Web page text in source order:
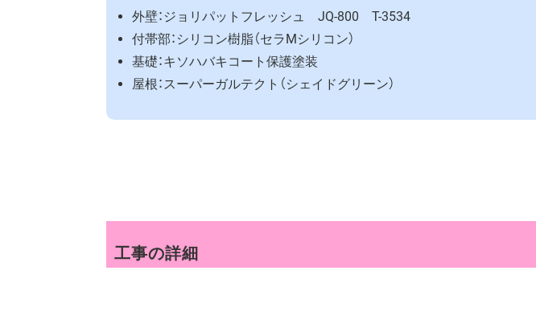
外壁：ジョリパットフレッシュ JQ-800 T-3534
付帯部：シリコン樹脂（セラMシリコン）
基礎：キソハバキコート保護塗装
屋根：スーパーガルテクト（シェイドグリーン）
工事の詳細